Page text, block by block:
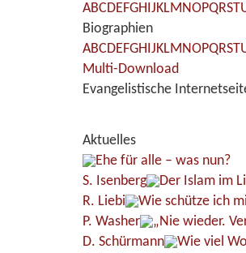
ABCDEFGHIJKLMNOPQRST
Biographien
ABCDEFGHIJKLMNOPQRST
Multi-Download
Evangelistische
Aktuelles
Ehe für alle – was nun?
S. Isenberg
Der Islam im
R. Liebi
Wie schütze ich
P. Washer
„Nie wieder.
D. Schürmann
Wie viel